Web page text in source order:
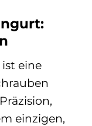
eine
einzigen,